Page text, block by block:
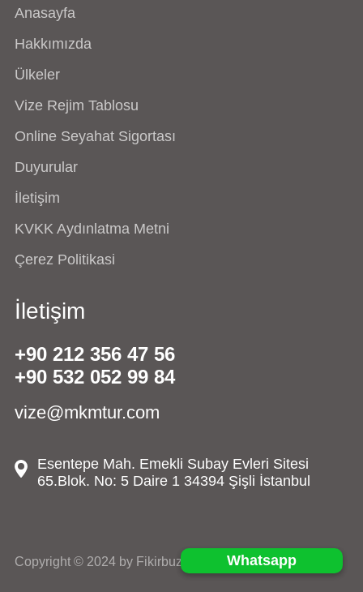
Whatsapp
Anasayfa
Hakkımızda
Ülkeler
Vize Rejim Tablosu
Online Seyahat Sigortası
Duyurular
İletişim
KVKK Aydınlatma Metni
Çerez Politikasi
İletişim
+90 212 356 47 56
+90 532 052 99 84
vize@mkmtur.com
Esentepe Mah. Emekli Subay Evleri Sitesi
65.Blok. No: 5 Daire 1 34394 Şişli İstanbul
Copyright © 2024 by Fikirbuzz